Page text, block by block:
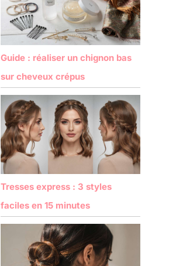
Guide : réaliser un chignon bas
sur cheveux crépus
Tresses express : 3 styles
faciles en 15 minutes